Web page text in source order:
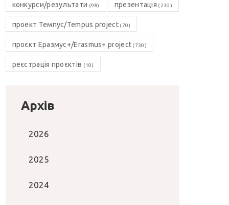
конкурси/результати (98) презентація (230)
проект Темпус/Tempus project(70)
проєкт Еразмус+/Erasmus+ project (730)
реєстрація проєктів (10)
Архів
2026
2025
2024